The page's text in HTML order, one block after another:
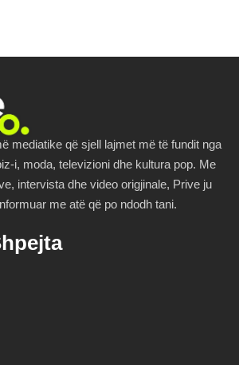
mediatike që sjell lajmet më të fundit nga
i, moda, televizioni dhe kultura pop. Me
intervista dhe video origjinale, Prive ju
me atë që po ndodh tani.